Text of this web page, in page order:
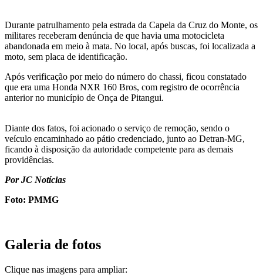
Durante patrulhamento pela estrada da Capela da Cruz do Monte, os
militares receberam denúncia de que havia uma motocicleta
abandonada em meio à mata. No local, após buscas, foi localizada a
moto, sem placa de identificação.
Após verificação por meio do número do chassi, ficou constatado
que era uma Honda NXR 160 Bros, com registro de ocorrência
anterior no município de Onça de Pitangui.
Diante dos fatos, foi acionado o serviço de remoção, sendo o
veículo encaminhado ao pátio credenciado, junto ao Detran-MG,
ficando à disposição da autoridade competente para as demais
providências.
Por JC Notícias
Foto: PMMG
Galeria de fotos
Clique nas imagens para ampliar: